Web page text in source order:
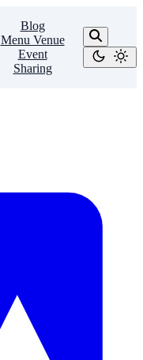
Blog
Menu Venue
Event
Sharing